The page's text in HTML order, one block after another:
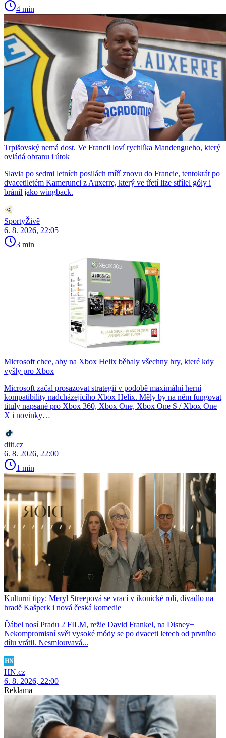
4 min
Trpišovský nemá dost. Ve Francii loví rychlíka Mandengueho, který
ovládá obranu i útok
Slavia po sedmi letních posilách míří znovu do Francie, tentokrát po
dvacetiletém Kamerunci z Auxerre, který ve třetí lize střílel góly i
bránil jako wingback.
SportyŽivě
6. 8. 2026, 22:05
3 min
Microsoft chce, aby na Xbox Helix běhaly všechny hry, které kdy
vyšly pro Xbox
Microsoft začal prosazovat strategii v podobě maximální herní
kompatibility nadcházejícího Xbox Helix. Měly by na něm fungovat
tituly napsané pro Xbox 360, Xbox One, Xbox One S / Xbox One
X i novinky…
diit.cz
6. 8. 2026, 22:00
1 min
Kulturní tipy: Meryl Streepová se vrací v ikonické roli, divadlo na
hradě Kašperk i nová česká komedie
Ďábel nosí Pradu 2 FILM, režie David Frankel, na Disney+
Nekompromisní svět vysoké módy se po dvaceti letech od prvního
dílu vrátil. Nesmlouvavá...
HN.cz
6. 8. 2026, 22:00
Reklama